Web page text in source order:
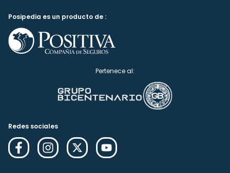
Posipedia es un producto de :
Pertenece al:
Redes sociales